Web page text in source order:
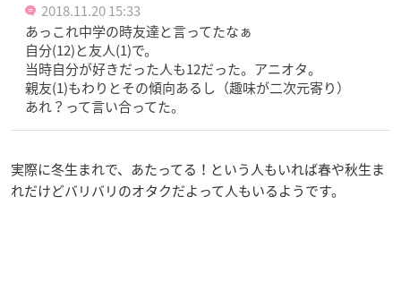
2018.11.20 15:33
あっこれ中学の時友達と言ってたなぁ
自分(12)と友人(1)で。
当時自分が好きだった人も12だった。アニオタ。
親友(1)もわりとその傾向あるし（趣味が二次元寄り）
あれ？って言い合ってた。
実際に冬生まれで、あたってる！という人もいれば春や秋生ま
れだけどバリバリのオタクだよって人もいるようです。